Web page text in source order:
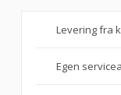
Levering fra
Egen